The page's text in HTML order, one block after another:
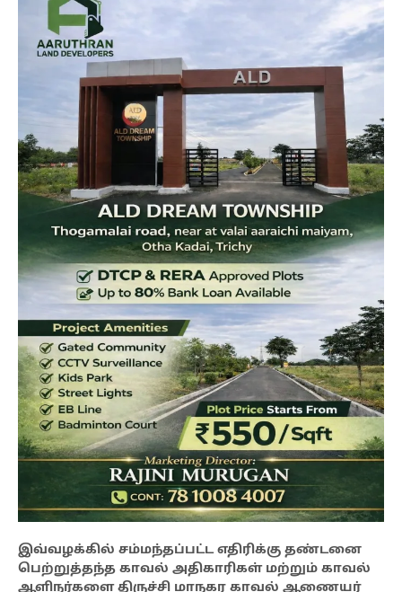
இவ்வழக்கில் சம்மந்தப்பட்ட எதிரிக்கு தண்டனை
பெற்றுத்தந்த காவல் அதிகாரிகள் மற்றும் காவல்
ஆளிநர்களை திருச்சி மாநகர காவல் ஆணையர்